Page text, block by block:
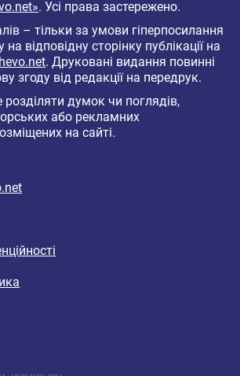
. Усі права застережено.
– тільки за умови гіперпосилання
відповідну сторінку публікації на
. Друковані видання повинні
згоду від редакції на передрук.
думок чи поглядів,
або рекламних
на сайті.